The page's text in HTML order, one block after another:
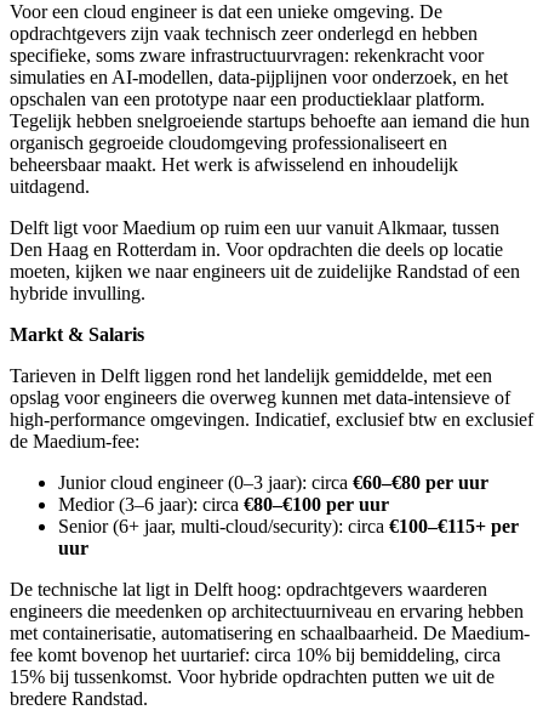
Voor een cloud engineer is dat een unieke omgeving. De
opdrachtgevers zijn vaak technisch zeer onderlegd en hebben
specifieke, soms zware infrastructuurvragen: rekenkracht voor
simulaties en AI-modellen, data-pijplijnen voor onderzoek, en het
opschalen van een prototype naar een productieklaar platform.
Tegelijk hebben snelgroeiende startups behoefte aan iemand die hun
organisch gegroeide cloudomgeving professionaliseert en
beheersbaar maakt. Het werk is afwisselend en inhoudelijk
uitdagend.
Delft ligt voor Maedium op ruim een uur vanuit Alkmaar, tussen
Den Haag en Rotterdam in. Voor opdrachten die deels op locatie
moeten, kijken we naar engineers uit de zuidelijke Randstad of een
hybride invulling.
Markt & Salaris
Tarieven in Delft liggen rond het landelijk gemiddelde, met een
opslag voor engineers die overweg kunnen met data-intensieve of
high-performance omgevingen. Indicatief, exclusief btw en exclusief
de Maedium-fee:
Junior cloud engineer (0–3 jaar): circa €60–€80 per uur
Medior (3–6 jaar): circa €80–€100 per uur
Senior (6+ jaar, multi-cloud/security): circa €100–€115+ per
uur
De technische lat ligt in Delft hoog: opdrachtgevers waarderen
engineers die meedenken op architectuurniveau en ervaring hebben
met containerisatie, automatisering en schaalbaarheid. De Maedium-
fee komt bovenop het uurtarief: circa 10% bij bemiddeling, circa
15% bij tussenkomst. Voor hybride opdrachten putten we uit de
bredere Randstad.